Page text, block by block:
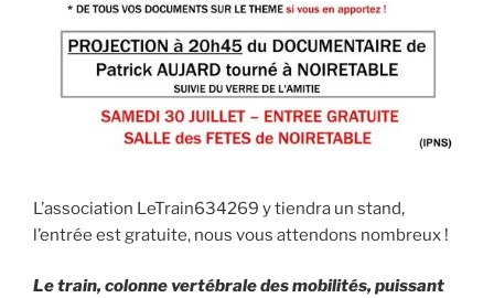
L’association LeTrain634269 y tiendra un stand,
l’entrée est gratuite, nous vous attendons nombreux !
Le train, colonne vertébrale des mobilités, puissant